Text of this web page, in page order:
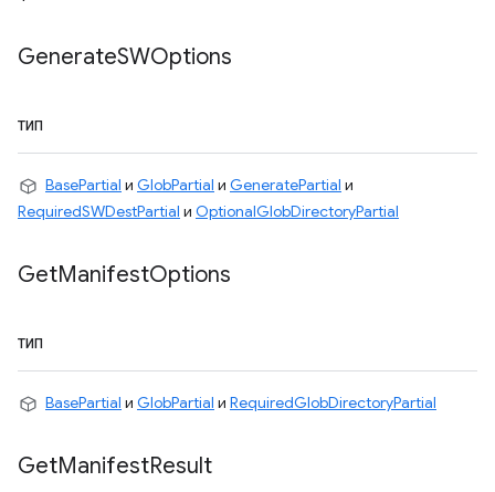
GenerateSWOptions
ТИП
BasePartial и GlobPartial и GeneratePartial и
RequiredSWDestPartial и OptionalGlobDirectoryPartial
GetManifestOptions
ТИП
BasePartial и GlobPartial и RequiredGlobDirectoryPartial
GetManifestResult